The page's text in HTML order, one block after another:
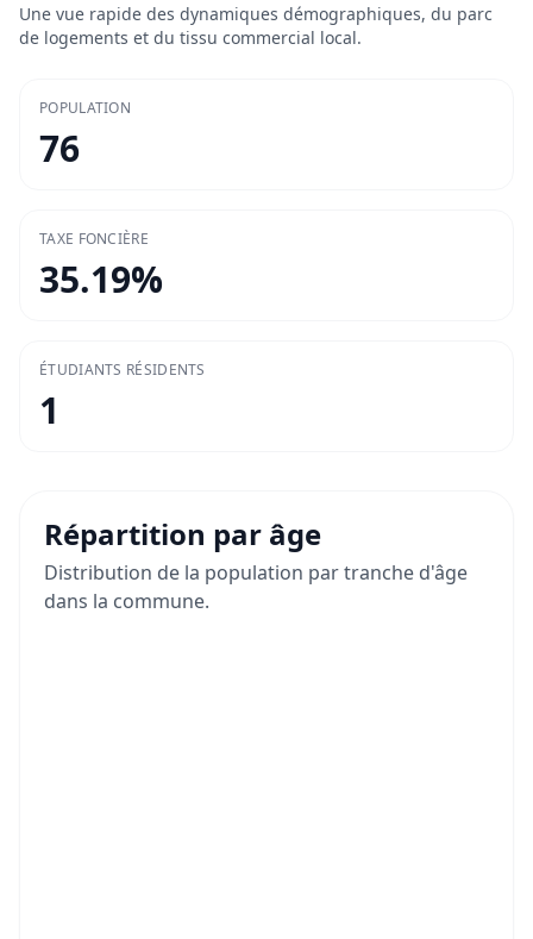
Une vue rapide des dynamiques démographiques, du parc
de logements et du tissu commercial local.
POPULATION
76
TAXE FONCIÈRE
35.19%
ÉTUDIANTS RÉSIDENTS
1
Répartition par âge
Distribution de la population par tranche d'âge
dans la commune.